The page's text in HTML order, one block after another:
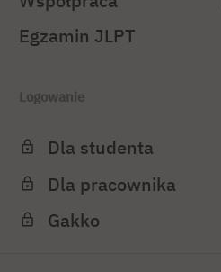
Egzamin JLPT
Logowanie
Dla studenta
Dla pracownika
Gakko